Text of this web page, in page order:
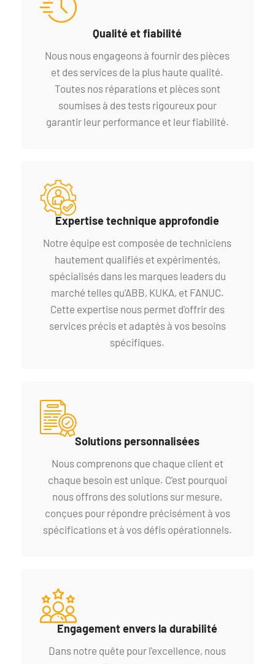
Qualité et fiabilité
Nous nous engageons à fournir des pièces
et des services de la plus haute qualité.
Toutes nos réparations et pièces sont
soumises à des tests rigoureux pour
garantir leur performance et leur fiabilité.
Expertise technique approfondie
Notre équipe est composée de techniciens
hautement qualifiés et expérimentés,
spécialisés dans les marques leaders du
marché telles qu'ABB, KUKA, et FANUC.
Cette expertise nous permet d'offrir des
services précis et adaptés à vos besoins
spécifiques.
Solutions personnalisées
Nous comprenons que chaque client et
chaque besoin est unique. C'est pourquoi
nous offrons des solutions sur mesure,
conçues pour répondre précisément à vos
spécifications et à vos défis opérationnels.
Engagement envers la durabilité
Dans notre quête pour l'excellence, nous